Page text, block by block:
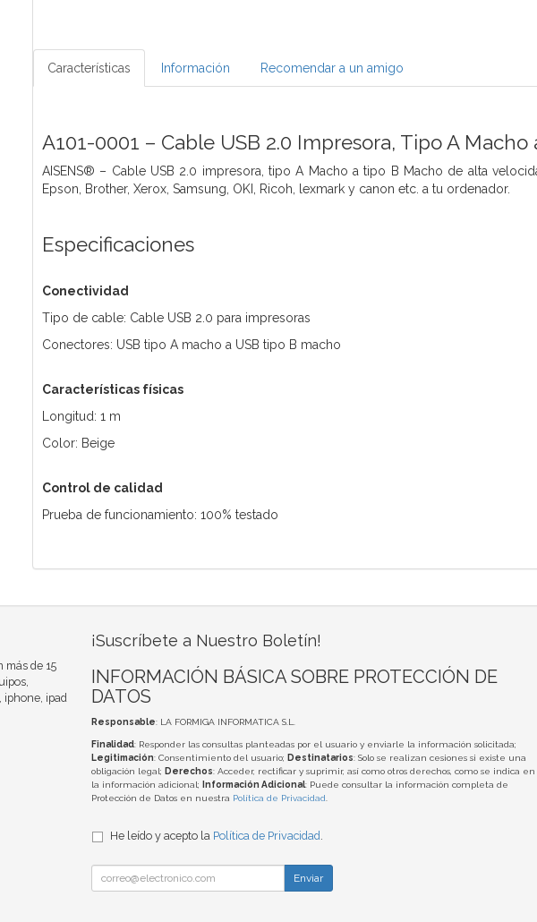
Características Información Recomendar a un amigo
A101-0001 – Cable USB 2.0 Impresora, Tipo A
AISENS® – Cable USB 2.0 impresora, tipo A Macho a tipo B Macho de alta
Epson, Brother, Xerox, Samsung, OKI, Ricoh, lexmark y canon etc. a tu ordenador.
Especificaciones
Conectividad
Tipo de cable: Cable USB 2.0 para impresoras
Conectores: USB tipo A macho a USB tipo B macho
Características físicas
Longitud: 1 m
Color: Beige
Control de calidad
Prueba de funcionamiento: 100% testado
más de 15
iphone, ipad
¡Suscríbete a Nuestro Boletín!
INFORMACIÓN BÁSICA SOBRE PROTECCIÓN DE
DATOS
Responsable: LA FORMIGA INFORMATICA S.L.
Finalidad: Responder las consultas planteadas por el usuario y enviarle la información solicitada;
Legitimación: Consentimiento del usuario; Destinatarios: Solo se realizan cesiones si existe una
obligación legal; Derechos: Acceder, rectificar y suprimir, así como otros derechos, como se indica en
la información adicional;
Información Adicional: Puede consultar la información completa de
Protección de Datos en nuestra Política de Privacidad.
He leído y acepto la Política de Privacidad.
Enviar